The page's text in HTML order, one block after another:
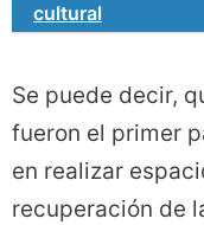
cultural
Se puede decir,
fueron el primer
en realizar
recuperación de